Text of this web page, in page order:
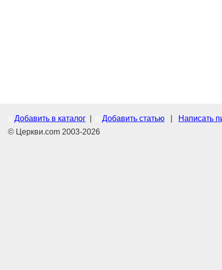
Добавить в каталог Добавить статью
Написать
© Церкви.com 2003-2026